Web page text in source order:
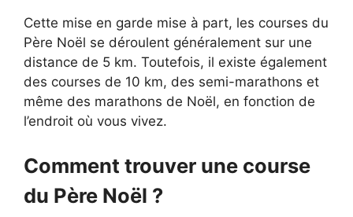
Cette mise en garde mise à part, les courses du
Père Noël se déroulent généralement sur une
distance de 5 km. Toutefois, il existe également
des courses de 10 km, des semi-marathons et
même des marathons de Noël, en fonction de
l’endroit où vous vivez.
Comment trouver une course
du Père Noël ?